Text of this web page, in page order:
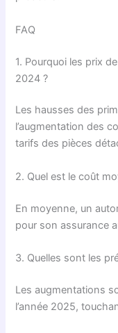
FAQ
1. Pourquoi les prix
2024 ?
Les hausses des
l’augmentation des
tarifs des pièces
2. Quel est le coût
En moyenne, un
pour son assurance
3. Quelles sont les
Les augmentations
l’année 2025,